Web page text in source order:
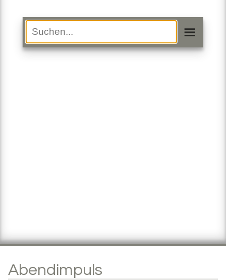
Abendimpuls